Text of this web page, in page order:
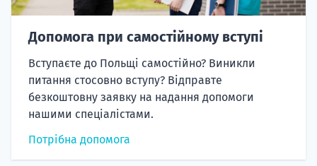
Допомога при самостійному вступі
Вступаєте до Польщі самостійно? Виникли
питання стосовно вступу? Відправте
безкоштовну заявку на надання допомоги
нашими спеціалістами.
Потрібна допомога